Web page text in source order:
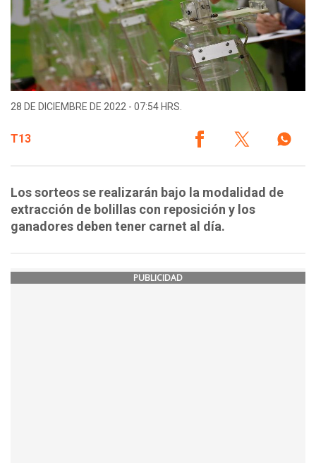
28 DE DICIEMBRE DE 2022 - 07:54 HRS.
T13
Los sorteos se realizarán bajo la modalidad de
extracción de bolillas con reposición y los
ganadores deben tener carnet al día.
PUBLICIDAD